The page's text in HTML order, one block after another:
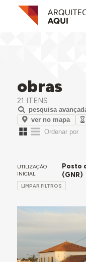
obras
21 ITENS
pesquisa
ver no mapa
UTILIZAÇÃO
INICIAL
Posto
(GNR)
LIMPAR FILTROS